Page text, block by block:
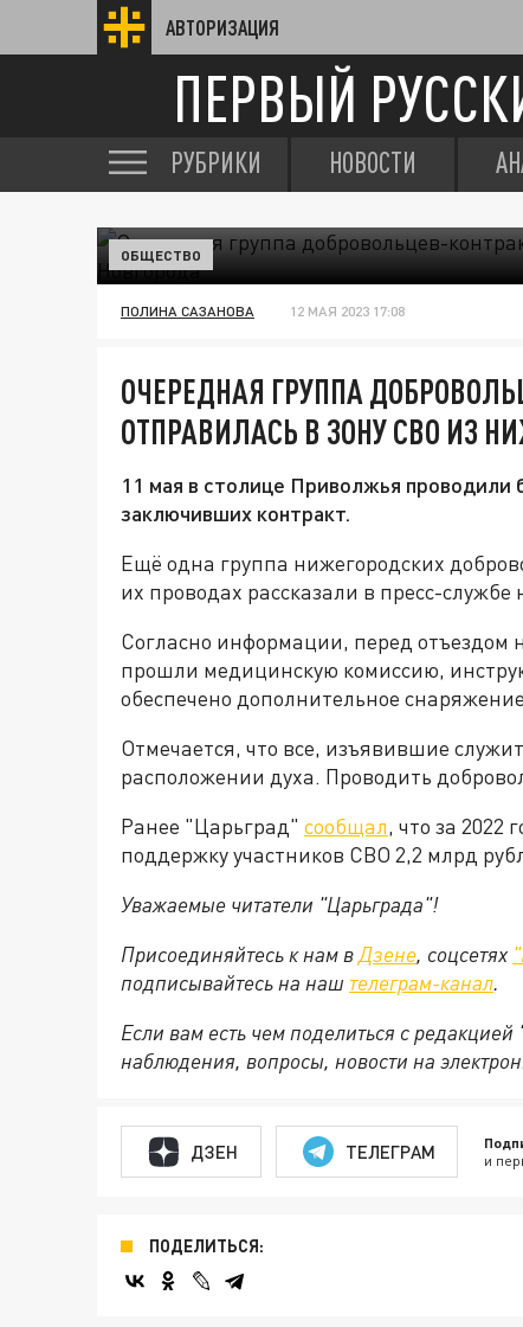
АВТОРИЗАЦИЯ
ПЕРВЫЙ
РУБРИКИ НОВОСТИ
ОБЩЕСТВО
ПОЛИНА САЗАНОВА 12 МАЯ 2023 17:08
ОЧЕРЕДНАЯ ГРУППА
ОТПРАВИЛАСЬ В ЗОНУ СВО ИЗ
11 мая в столице Приволжья
заключивших контракт.
Ещё одна группа нижегородских
их проводах рассказали в пресс-
Согласно информации, перед
прошли медицинскую комиссию,
обеспечено дополнительное
Отмечается, что все, изъявившие
расположении духа. Проводить
Ранее "Царьград" сообщал, что за 2022
поддержку участников СВО 2,2 млрд
Уважаемые читатели "Царьграда"!
Присоединяйтесь к нам вДзене, соцсетях
подписывайтесь на наш телеграм-канал.
Если вам есть чем поделиться с
наблюдения, вопросы, новости на
ДЗЕН ТЕЛЕГРАМ и
ПОДЕЛИТЬСЯ: